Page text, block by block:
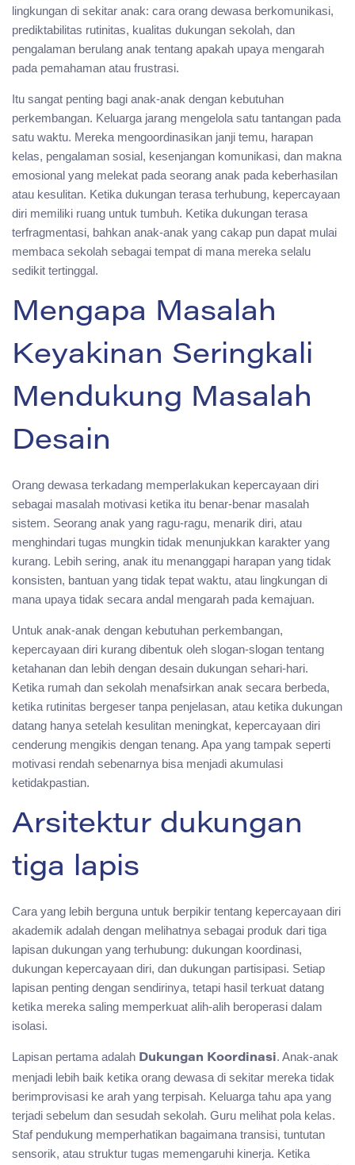
lingkungan di sekitar anak: cara orang dewasa berkomunikasi,
prediktabilitas rutinitas, kualitas dukungan sekolah, dan
pengalaman berulang anak tentang apakah upaya mengarah
pada pemahaman atau frustrasi.
Itu sangat penting bagi anak-anak dengan kebutuhan
perkembangan. Keluarga jarang mengelola satu tantangan pada
satu waktu. Mereka mengoordinasikan janji temu, harapan
kelas, pengalaman sosial, kesenjangan komunikasi, dan makna
emosional yang melekat pada seorang anak pada keberhasilan
atau kesulitan. Ketika dukungan terasa terhubung, kepercayaan
diri memiliki ruang untuk tumbuh. Ketika dukungan terasa
terfragmentasi, bahkan anak-anak yang cakap pun dapat mulai
membaca sekolah sebagai tempat di mana mereka selalu
sedikit tertinggal.
Mengapa Masalah
Keyakinan Seringkali
Mendukung Masalah
Desain
Orang dewasa terkadang memperlakukan kepercayaan diri
sebagai masalah motivasi ketika itu benar-benar masalah
sistem. Seorang anak yang ragu-ragu, menarik diri, atau
menghindari tugas mungkin tidak menunjukkan karakter yang
kurang. Lebih sering, anak itu menanggapi harapan yang tidak
konsisten, bantuan yang tidak tepat waktu, atau lingkungan di
mana upaya tidak secara andal mengarah pada kemajuan.
Untuk anak-anak dengan kebutuhan perkembangan,
kepercayaan diri kurang dibentuk oleh slogan-slogan tentang
ketahanan dan lebih dengan desain dukungan sehari-hari.
Ketika rumah dan sekolah menafsirkan anak secara berbeda,
ketika rutinitas bergeser tanpa penjelasan, atau ketika dukungan
datang hanya setelah kesulitan meningkat, kepercayaan diri
cenderung mengikis dengan tenang. Apa yang tampak seperti
motivasi rendah sebenarnya bisa menjadi akumulasi
ketidakpastian.
Arsitektur dukungan
tiga lapis
Cara yang lebih berguna untuk berpikir tentang kepercayaan diri
akademik adalah dengan melihatnya sebagai produk dari tiga
lapisan dukungan yang terhubung: dukungan koordinasi,
dukungan kepercayaan diri, dan dukungan partisipasi. Setiap
lapisan penting dengan sendirinya, tetapi hasil terkuat datang
ketika mereka saling memperkuat alih-alih beroperasi dalam
isolasi.
Lapisan pertama adalah Dukungan Koordinasi. Anak-anak
menjadi lebih baik ketika orang dewasa di sekitar mereka tidak
berimprovisasi ke arah yang terpisah. Keluarga tahu apa yang
terjadi sebelum dan sesudah sekolah. Guru melihat pola kelas.
Staf pendukung memperhatikan bagaimana transisi, tuntutan
sensorik, atau struktur tugas memengaruhi kinerja. Ketika